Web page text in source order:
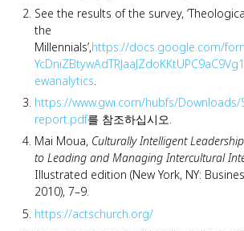
See the results of the survey,
the
Millennials’,https://docs.google.com/
ewanalytics.
https://www.gwi.com/hubfs/Downloads/
report.pdf를 참조하십시오.
Mai Moua, Culturally Intelligent
to Leading and Managing Intercultural
Illustrated edition (New York, NY:
2010), 7–9.
https://actschurch.org/